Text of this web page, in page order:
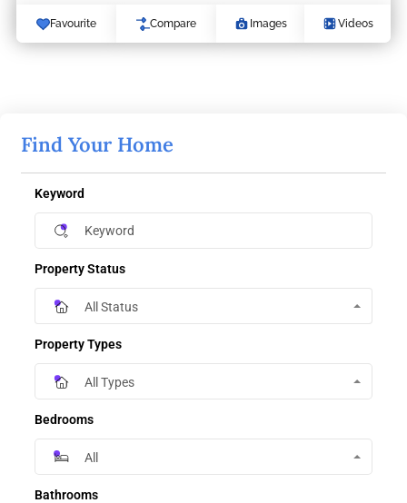
Favourite Compare Images Videos
Find Your Home
Keyword
Property Status
All Status
Property Types
All Types
Bedrooms
All
Bathrooms